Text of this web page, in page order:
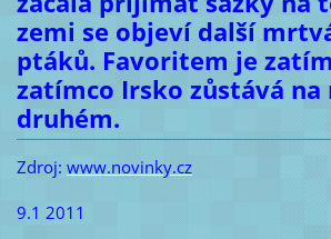
zemi se objeví další
ptáků. Favoritem je
zatímco Irsko zůstává na
druhém.
Zdroj: www.novinky.cz
9.1 2011